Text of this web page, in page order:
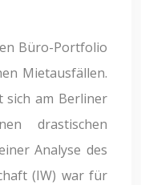
Büro-Portfolio
Mietausfällen.
sich am Berliner
drastischen
Analyse des
(IW) war für